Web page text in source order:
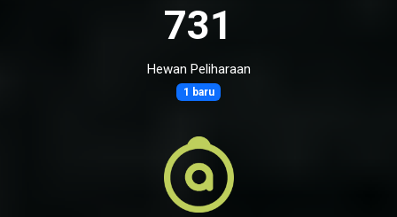
731
Hewan Peliharaan
1 baru